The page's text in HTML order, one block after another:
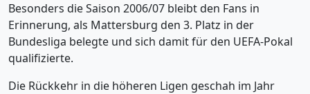
Besonders die Saison 2006/07 bleibt den Fans in
Erinnerung, als Mattersburg den 3. Platz in der
Bundesliga belegte und sich damit für den UEFA-Pokal
qualifizierte.
Die Rückkehr in die höheren Ligen geschah im Jahr